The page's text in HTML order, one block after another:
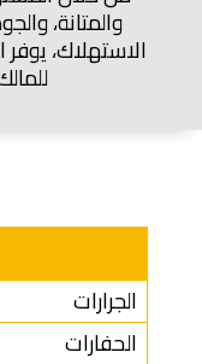
والمتانة،
الجرارات
الحفارات